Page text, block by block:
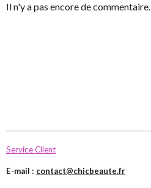
Il n'y a pas encore de commentaire.
Service Client
E-mail : contact@chicbeaute.fr